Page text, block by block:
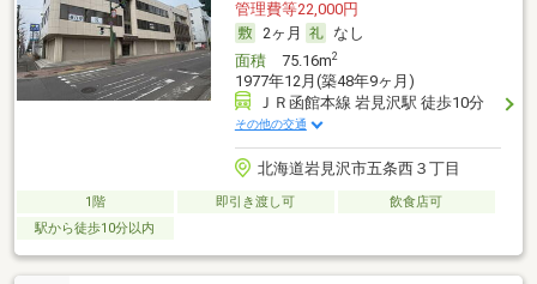
管理費等22,000円
2ヶ月
なし
面積75.16m2
1977年12月(築48年9ヶ月)
ＪＲ函館本線 岩見沢駅 徒歩10分
その他の交通
北海道岩見沢市五条西３丁目
1階 即引き渡し可
飲食店可
駅から徒歩10分以内